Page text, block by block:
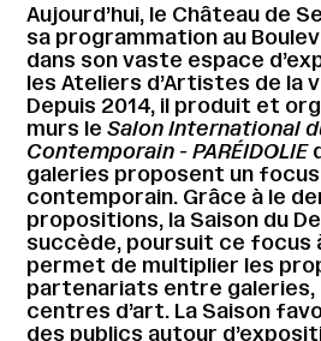
Aujourd’hui, le Château de
sa programmation au
dans son vaste espace
les Ateliers d’Artistes de la
Depuis 2014, il produit et
murs leSalon International
Contemporain - PARÉIDOLIE
galeries proposent un
contemporain. Grâce à le
propositions, la Saison du
succède, poursuit ce focus
permet de multiplier les
partenariats entre galeries,
centres d’art. La Saison
des publics autour